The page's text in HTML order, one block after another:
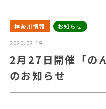
神奈川情報 お知らせ
2020.02.19
2月27日開催「の
のお知らせ